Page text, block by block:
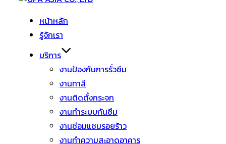
หน้าหลัก
รู้จักเรา
บริการ
งานป้องกันการรั่วซึม
งานทาสี
งานติดตั้งกระจก
งานทำระบบกันซึม
งานซ่อมแซมรอยร้าว
งานทำความสะอาดอาคาร